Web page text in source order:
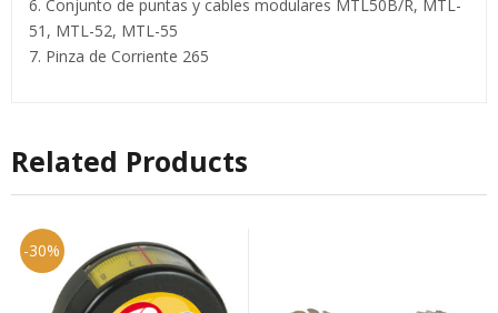
6. Conjunto de puntas y cables modulares MTL50B/R, MTL-
51, MTL-52, MTL-55
7. Pinza de Corriente 265
Related Products
-30%